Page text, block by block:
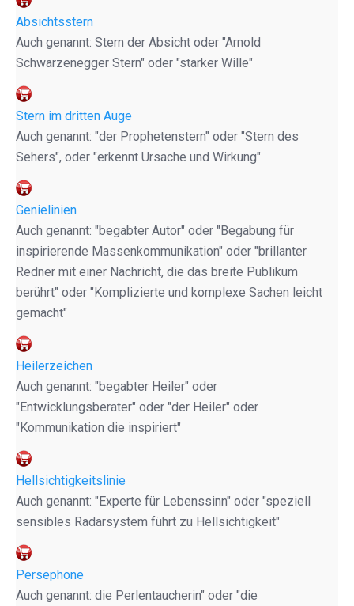
Absichtsstern
Auch genannt: Stern der Absicht oder "Arnold
Schwarzenegger Stern" oder "starker Wille"
Stern im dritten Auge
Auch genannt: "der Prophetenstern" oder "Stern des
Sehers", oder "erkennt Ursache und Wirkung"
Genielinien
Auch genannt: "begabter Autor" oder "Begabung für
inspirierende Massenkommunikation" oder "brillanter
Redner mit einer Nachricht, die das breite Publikum
berührt" oder "Komplizierte und komplexe Sachen leicht
gemacht"
Heilerzeichen
Auch genannt: "begabter Heiler" oder
"Entwicklungsberater" oder "der Heiler" oder
"Kommunikation die inspiriert"
Hellsichtigkeitslinie
Auch genannt: "Experte für Lebenssinn" oder "speziell
sensibles Radarsystem führt zu Hellsichtigkeit"
Persephone
Auch genannt: die Perlentaucherin" oder "die